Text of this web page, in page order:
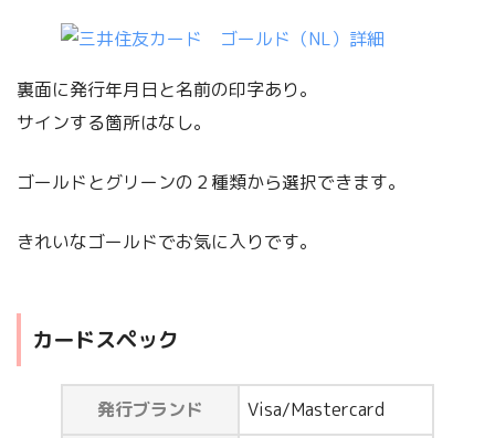
裏面に発行年月日と名前の印字あり。
サインする箇所はなし。
ゴールドとグリーンの２種類から選択できます。
きれいなゴールドでお気に入りです。
カードスペック
発行ブランド Visa/Mastercard